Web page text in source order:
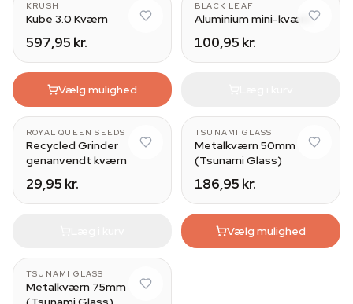
KRUSH
Kube 3.0 Kværn
597,95 kr.
Vælg mulighed
BLACK LEAF
Aluminium mini-kværn
100,95 kr.
ROYAL QUEEN SEEDS
Recycled Grinder
genanvendt kværn
29,95 kr.
TSUNAMI GLASS
Metalkværn 50mm
(Tsunami Glass)
186,95 kr.
Vælg mulighed
TSUNAMI GLASS
Metalkværn 75mm